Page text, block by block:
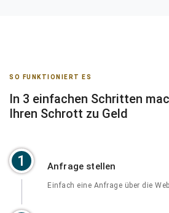
SO FUNKTIONIERT ES
In 3 einfachen Schritten
Ihren Schrott zu Geld
1 Anfrage stellen
Einfach eine Anfrage über die